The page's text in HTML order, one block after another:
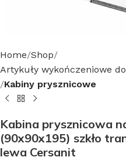
Home Shop
Artykuły wykończeniowe
Kabiny prysznicowe
Kabina prysznicowa
(90x90x195) szkło
lewa Cersanit